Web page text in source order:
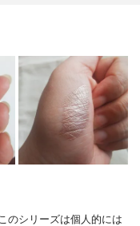
のシリーズは個人的には